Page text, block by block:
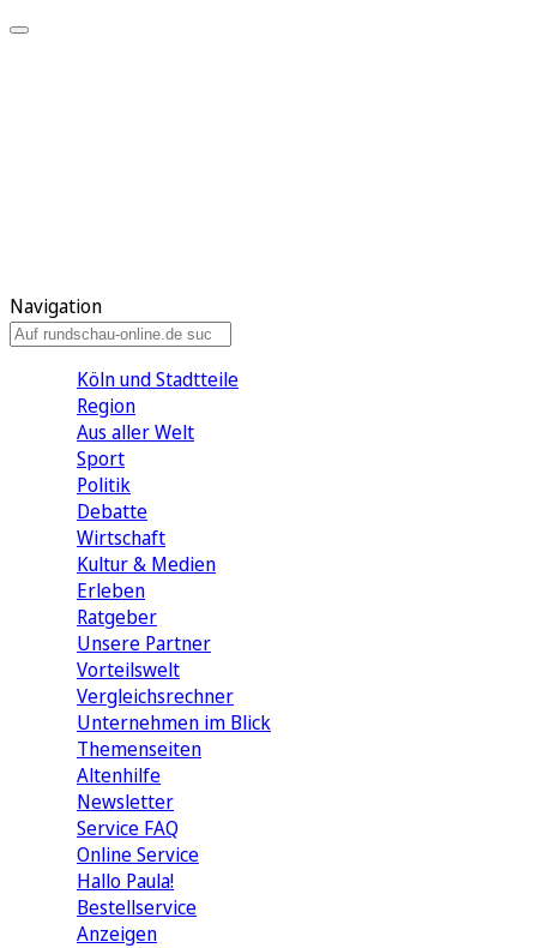
Navigation
Köln und Stadtteile
Region
Aus aller Welt
Sport
Politik
Debatte
Wirtschaft
Kultur & Medien
Erleben
Ratgeber
Unsere Partner
Vorteilswelt
Vergleichsrechner
Unternehmen im Blick
Themenseiten
Altenhilfe
Newsletter
Service FAQ
Online Service
Hallo Paula!
Bestellservice
Anzeigen